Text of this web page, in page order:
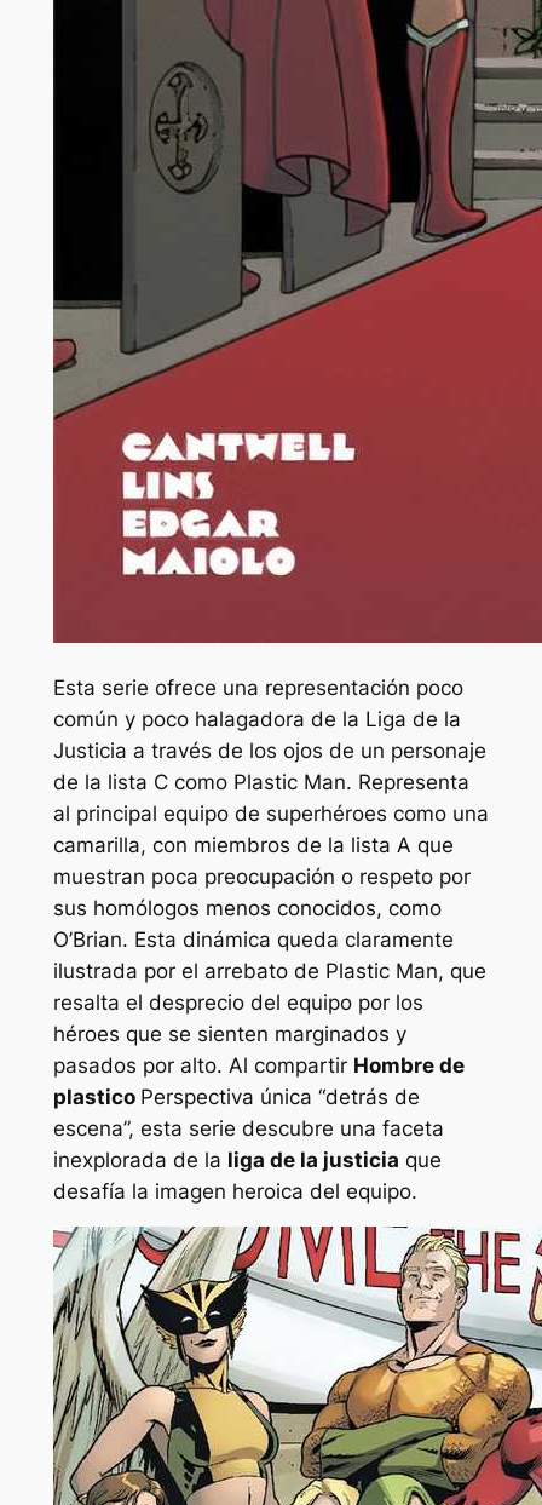
Esta serie ofrece una representación poco
común y poco halagadora de la Liga de la
Justicia a través de los ojos de un personaje
de la lista C como Plastic Man. Representa
al principal equipo de superhéroes como una
camarilla, con miembros de la lista A que
muestran poca preocupación o respeto por
sus homólogos menos conocidos, como
O’Brian. Esta dinámica queda claramente
ilustrada por el arrebato de Plastic Man, que
resalta el desprecio del equipo por los
héroes que se sienten marginados y
pasados ​​por alto. Al compartir Hombre de
plastico Perspectiva única “detrás de
escena”, esta serie descubre una faceta
inexplorada de la liga de la justicia que
desafía la imagen heroica del equipo.